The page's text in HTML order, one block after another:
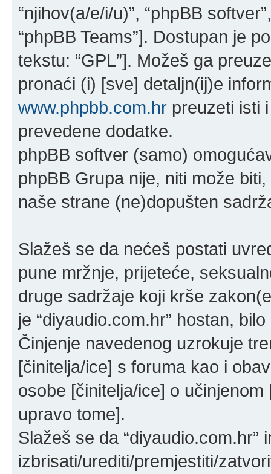
“njihov(a/e/i/u)”, “phpBB
“phpBB Teams”]. Dostupan je
tekstu: “GPL”]. Možeš ga
pronaći (i) [sve] detaljn(ij)e
www.phpbb.com.hr preuzeti isti
prevedene dodatke.
phpBB softver (samo)
phpBB Grupa nije, niti može
naše strane (ne)dopušten
Slažeš se da nećeš postati
pune mržnje, prijeteće,
druge sadržaje koji krše
je “diyaudio.com.hr” hostan,
Činjenje navedenog uzrokuje
[činitelja/ice] s foruma kao i
osobe [činitelja/ice] o
upravo tome].
Slažeš se da “diyaudio.com.hr”
izbrisati/urediti/premjestiti/